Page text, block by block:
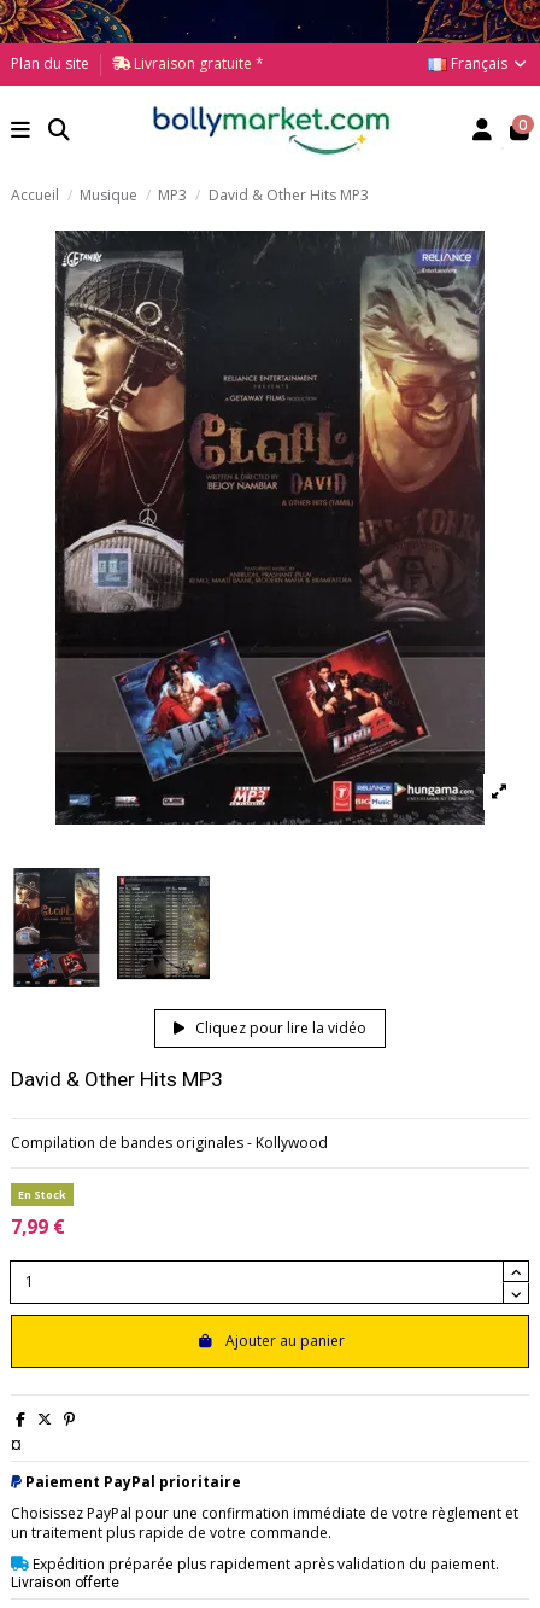
Plan du site Livraison gratuite * Français
0
Accueil Musique MP3 David & Other Hits MP3
Cliquez pour lire la vidéo
David & Other Hits MP3
Compilation de bandes originales - Kollywood
En Stock
7,99 €
Ajouter au panier
¤
Paiement PayPal prioritaire
Choisissez PayPal pour une confirmation immédiate de votre règlement et
un traitement plus rapide de votre commande.
Expédition préparée plus rapidement après validation du paiement.
Livraison offerte